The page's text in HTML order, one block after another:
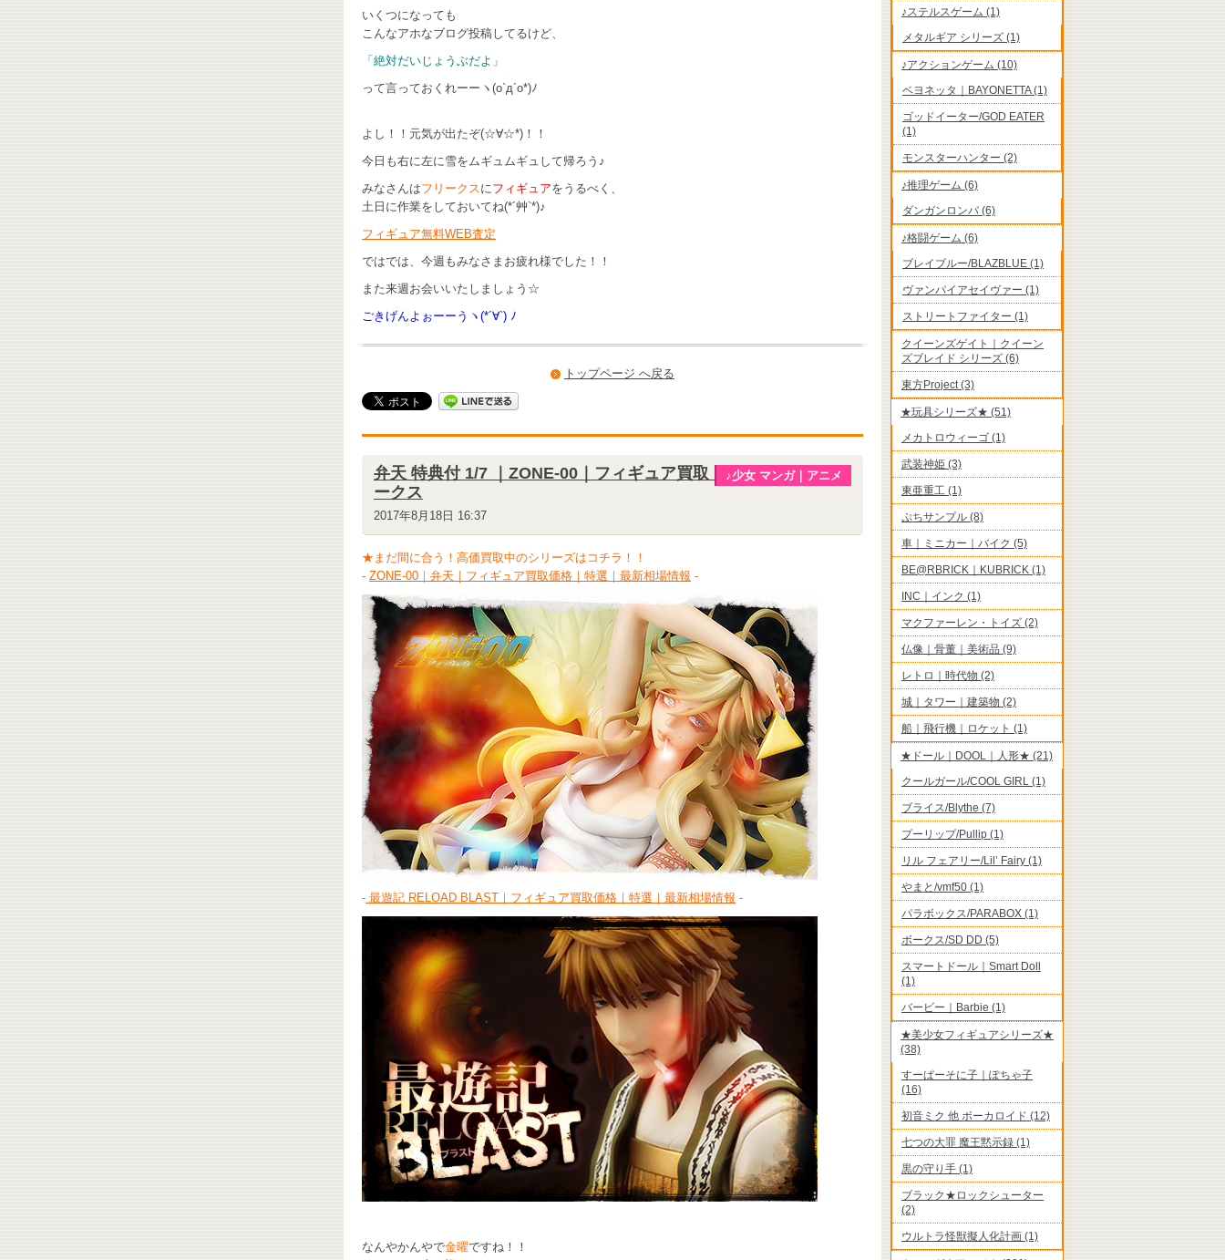
いくつになっても
こんなアホなブログ投稿してるけど、
「絶対だいじょうぶだよ」
って言っておくれーーヽ(o`д´o*)ﾉ
よし！！元気が出たぞ(☆∀☆*)！！
今日も右に左に雪をムギュムギュして帰ろう♪
みなさんはフリークスにフィギュアをうるべく、
土日に作業をしておいてね(*´艸`*)♪
フィギュア無料WEB査定
ではでは、今週もみなさまお疲れ様でした！！
また来週お会いいたしましょう☆
ごきげんよぉーーうヽ(*´∀`) ﾉ
トップページ へ戻る
弁天 特典付 1/7 ｜ZONE-00｜フィギュア買取｜フリ
ークス
2017年8月18日 16:37
♪少女 マンガ｜アニメ
★まだ間に合う！高価買取中のシリーズはコチラ！！
- ZONE-00｜弁天｜フィギュア買取価格｜特選｜最新相場情報 -
- 最遊記 RELOAD BLAST｜フィギュア買取価格｜特選｜最新相場情報 -
なんやかんやで金曜ですね！！
♪ステルスゲーム (1)
メタルギア シリーズ (1)
♪アクションゲーム (10)
ベヨネッタ｜BAYONETTA (1)
ゴッドイーター/GOD EATER
(1)
モンスターハンター (2)
♪推理ゲーム (6)
ダンガンロンパ (6)
♪格闘ゲーム (6)
ブレイブルー/BLAZBLUE (1)
ヴァンパイアセイヴァー (1)
ストリートファイター (1)
クイーンズゲイト｜クイーン
ズブレイド シリーズ (6)
東方Project (3)
★玩具シリーズ★ (51)
メカトロウィーゴ (1)
武装神姫 (3)
東亜重工 (1)
ぷちサンプル (8)
車｜ミニカー｜バイク (5)
BE@RBRICK｜KUBRICK (1)
INC｜インク (1)
マクファーレン・トイズ (2)
仏像｜骨董｜美術品 (9)
レトロ｜時代物 (2)
城｜タワー｜建築物 (2)
船｜飛行機｜ロケット (1)
★ドール｜DOOL｜人形★ (21)
クールガール/COOL GIRL (1)
ブライス/Blythe (7)
プーリップ/Pullip (1)
リル フェアリー/Lil’ Fairy (1)
やまと/vmf50 (1)
パラボックス/PARABOX (1)
ボークス/SD DD (5)
スマートドール｜Smart Doll
(1)
バービー｜Barbie (1)
★美少女フィギュアシリーズ★
(38)
すーぱーそに子｜ぽちゃ子
(16)
初音ミク 他 ボーカロイド (12)
七つの大罪 魔王黙示録 (1)
黒の守り手 (1)
ブラック★ロックシューター
(2)
ウルトラ怪獣擬人化計画 (1)